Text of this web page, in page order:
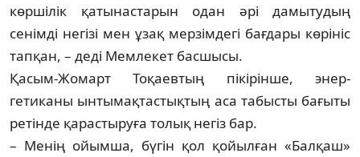
көршілік қаты­нас­тарын одан әрі дамытудың
сенімді негізі мен ұзақ мерзімдегі бағдары көрініс
тап­қан, – деді Мемлекет басшысы.
Қасым-Жомарт Тоқаевтың пікірінше, энер­
гетиканы ынтымақтастықтың аса та­быс­ты бағыты
ретінде қарастыруға то­лық негіз бар.
– Менің ойымша, бүгін қол қойылған «Бал­қаш»